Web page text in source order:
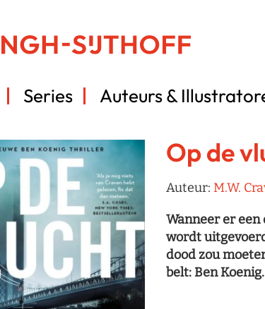
Series Auteurs &
Op de
Auteur: M.W.
Wanneer er
wordt
dood zou
belt: Ben Koenig.